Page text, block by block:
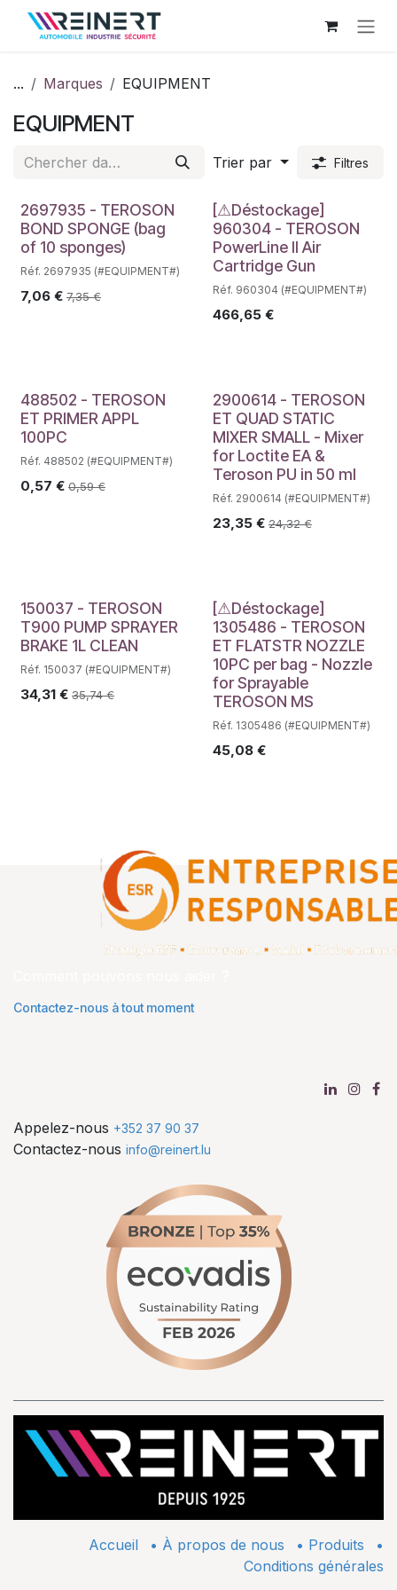
Se rendre au contenu
... Marques EQUIPMENT
EQUIPMENT
Trier par Filtres
2697935 - TEROSON
BOND SPONGE (bag
of 10 sponges)
Réf. 2697935 (#EQUIPMENT#)
7,06 € 7,35€
Déstockage
[⚠Déstockage]
960304 - TEROSON
PowerLine II Air
Cartridge Gun
Réf. 960304 (#EQUIPMENT#)
466,65€
488502 - TEROSON
ET PRIMER APPL
100PC
Réf. 488502 (#EQUIPMENT#)
0,57 € 0,59€
2900614 - TEROSON
ET QUAD STATIC
MIXER SMALL - Mixer
for Loctite EA &
Teroson PU in 50 ml
Réf. 2900614 (#EQUIPMENT#)
23,35€ 24,32€
150037 - TEROSON
T900 PUMP SPRAYER
BRAKE 1L CLEAN
Réf. 150037 (#EQUIPMENT#)
34,31 € 35,74€
Déstockage
[⚠Déstockage]
1305486 - TEROSON
ET FLATSTR NOZZLE
10PC per bag - Nozzle
for Sprayable
TEROSON MS
Réf. 1305486 (#EQUIPMENT#)
45,08€
Contactez-nous à tout moment
Appelez-nous +352 37 90 37
Contactez-nous info@reinert.lu
Accueil • À propos de nous • ​Produits
•
Conditions générales